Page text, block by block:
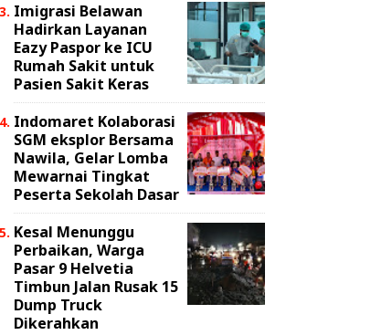
Imigrasi Belawan
Hadirkan Layanan
Eazy Paspor ke ICU
Rumah Sakit untuk
Pasien Sakit Keras
Indomaret Kolaborasi
SGM eksplor Bersama
Nawila, Gelar Lomba
Mewarnai Tingkat
Peserta Sekolah Dasar
Kesal Menunggu
Perbaikan, Warga
Pasar 9 Helvetia
Timbun Jalan Rusak 15
Dump Truck
Dikerahkan